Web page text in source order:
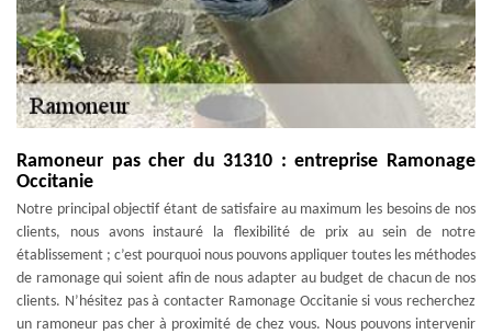
Ramoneur pas cher du 31310 : entreprise Ramonage
Occitanie
Notre principal objectif étant de satisfaire au maximum les besoins de nos
clients, nous avons instauré la flexibilité de prix au sein de notre
établissement ; c’est pourquoi nous pouvons appliquer toutes les méthodes
de ramonage qui soient afin de nous adapter au budget de chacun de nos
clients. N’hésitez pas à contacter Ramonage Occitanie si vous recherchez
un ramoneur pas cher à proximité de chez vous. Nous pouvons intervenir